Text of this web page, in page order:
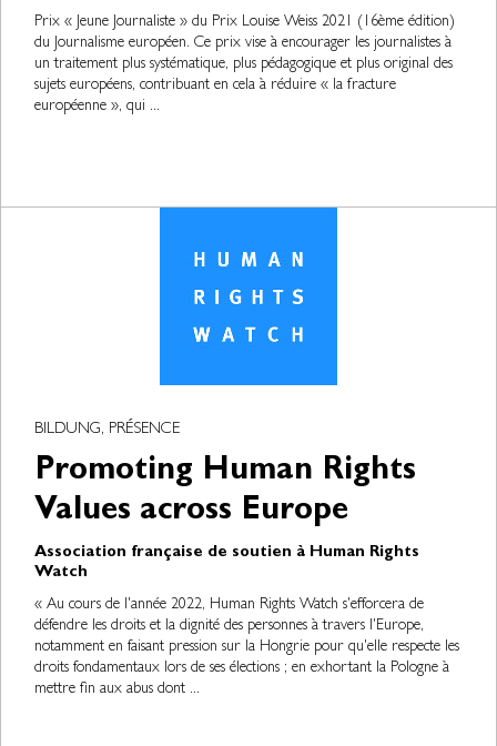
Prix « Jeune Journaliste » du Prix Louise Weiss 2021 (16ème édition)
du Journalisme européen. Ce prix vise à encourager les journalistes à
un traitement plus systématique, plus pédagogique et plus original des
sujets européens, contribuant en cela à réduire « la fracture
européenne », qui ...
BILDUNG, PRÉSENCE
Promoting Human Rights
Values across Europe
Association française de soutien à Human Rights
Watch
« Au cours de l'année 2022, Human Rights Watch s'efforcera de
défendre les droits et la dignité des personnes à travers l'Europe,
notamment en faisant pression sur la Hongrie pour qu'elle respecte les
droits fondamentaux lors de ses élections ; en exhortant la Pologne à
mettre fin aux abus dont ...